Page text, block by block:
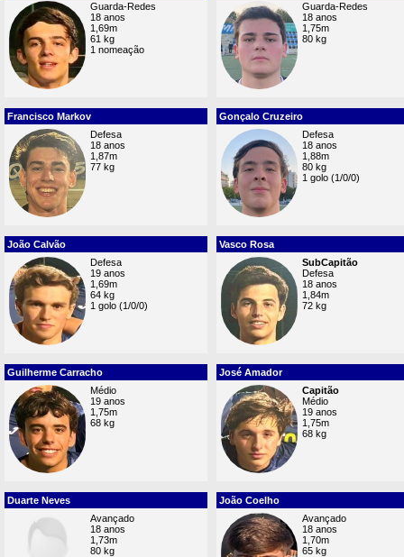
Guarda-Redes
18 anos
1,69m
61 kg
1 nomeação
Guarda-Redes
18 anos
1,75m
80 kg
Francisco Markov
Defesa
18 anos
1,87m
77 kg
Gonçalo Cruzeiro
Defesa
18 anos
1,88m
80 kg
1 golo (1/0/0)
João Calvão
Defesa
19 anos
1,69m
64 kg
1 golo (1/0/0)
Vasco Rosa
SubCapitão
Defesa
18 anos
1,84m
72 kg
Guilherme Carracho
Médio
19 anos
1,75m
68 kg
José Amador
Capitão
Médio
19 anos
1,75m
68 kg
Duarte Neves
Avançado
18 anos
1,73m
80 kg
João Coelho
Avançado
18 anos
1,70m
65 kg